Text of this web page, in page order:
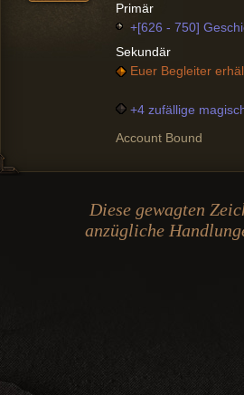
Primär
+[626 - 750]
Sekundär
Euer Begleiter
+4 zufällige
Account Bound
Diese gewagten
anzügliche